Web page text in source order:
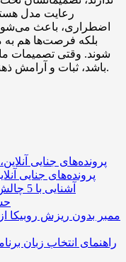
رعایت مدل
اضطراری، باعث
بلکه فرصت‌ها هم به
شوند. وقتی تصمیمات
باشد، ثبات و آرامش ذهنی شما ملموس‌تر خواهد شد.
پرونده‌های جنایی
آشنایی با 5
ممبر بدون ریزش روبیکا از